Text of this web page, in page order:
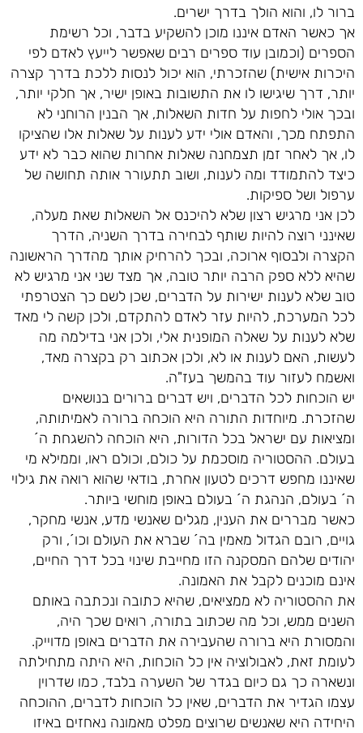
ברור לו, והוא הולך בדרך ישרים.
אך כאשר האדם איננו מוכן להשקיע בדבר, וכל רשימת
הספרים (וכמובן עוד ספרים רבים שאפשר לייעץ לאדם לפי
היכרות אישית) שהזכרתי, הוא יכול לנסות ללכת בדרך קצרה
יותר, דרך שיגישו לו את התשובות באופן ישיר, אך חלקי יותר,
ובכך אולי לחפות על חדות השאלות, אך הבנין הרוחני לא
התפתח מכך, והאדם אולי ידע לענות על שאלות אלו שהציקו
לו, אך לאחר זמן תצמחנה שאלות אחרות שהוא כבר לא ידע
כיצד להתמודד ומה לענות, ושוב תתעורר אותה תחושה של
ערפול ושל ספיקות.
לכן אני מרגיש רצון שלא להיכנס אל השאלות שאת מעלה,
שאינני רוצה להיות שותף לבחירה בדרך השניה, הדרך
הקצרה ולבסוף ארוכה, ובכך להרחיק אותך מהדרך הראשונה
שהיא ללא ספק הרבה יותר טובה, אך מצד שני אני מרגיש לא
טוב שלא לענות ישירות על הדברים, שכן לשם כך הצטרפתי
לכל המערכת, להיות עזר לאדם להתקדם, ולכן קשה לי מאד
שלא לענות על שאלה המופנית אלי, ולכן אני בדילמה מה
לעשות, האם לענות או לא, ולכן אכתוב רק בקצרה מאד,
ואשמח לעזור עוד בהמשך בעז"ה.
יש הוכחות לכל הדברים, ויש דברים ברורים בנושאים
שהזכרת. מיוחדות התורה היא הוכחה ברורה לאמיתותה,
ומציאות עם ישראל בכל הדורות, היא הוכחה להשגחת ה´
בעולם. ההסטוריה מוסכמת על כולם, וכולם ראו, וממילא מי
שאיננו מחפש דרכים לטעון אחרת, בודאי שהוא רואה את גילוי
ה´ בעולם, הנהגת ה´ בעולם באופן מוחשי ביותר.
כאשר מבררים את הענין, מגלים שאנשי מדע, אנשי מחקר,
גויים, רובם הגדול מאמין בה´ שברא את העולם וכו´, ורק
יהודים שלהם המסקנה הזו מחייבת שינוי בכל דרך החיים,
אינם מוכנים לקבל את האמונה.
את ההסטוריה לא ממציאים, שהיא כתובה ונכתבה באותם
השנים ממש, וכל מה שכתוב בתורה, רואים שכך היה,
והמסורת היא ברורה שהעבירה את הדברים באופן מדוייק.
לעומת זאת, לאבולוציה אין כל הוכחות, היא היתה מתחילתה
ונשארה כך גם כיום בגדר של השערה בלבד, כמו שדרוין
עצמו הגדיר את הדברים, שאין כל הוכחות לדברים, ההוכחה
היחידה היא שאנשים שרוצים מפלט מאמונה נאחזים באיזו